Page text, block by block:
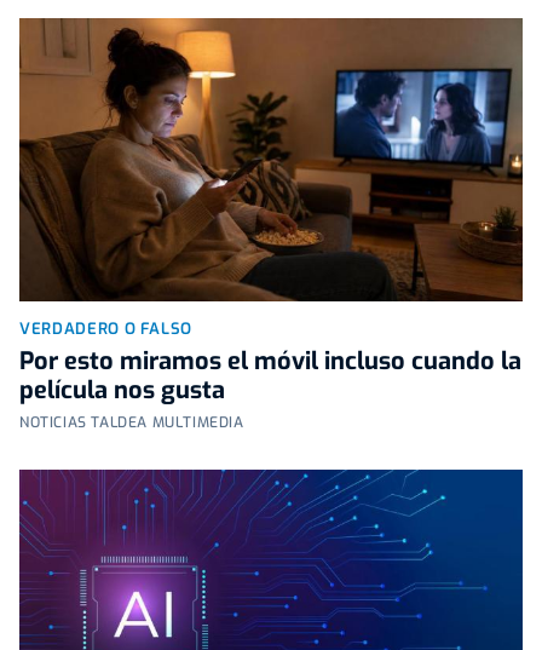
VERDADERO O FALSO
Por esto miramos el móvil incluso cuando la
película nos gusta
NOTICIAS TALDEA MULTIMEDIA